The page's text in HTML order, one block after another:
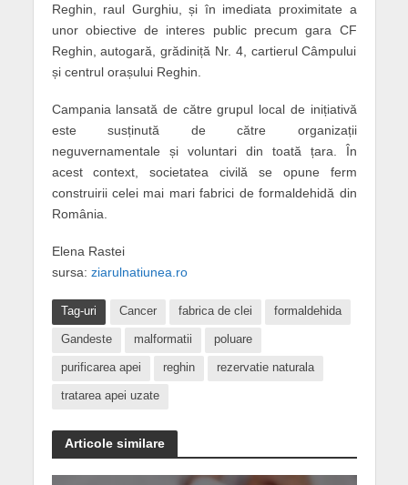
Reghin, raul Gurghiu, și în imediata proximitate a
unor obiective de interes public precum gara CF
Reghin, autogară, grădiniță Nr. 4, cartierul Câmpului
și centrul orașului Reghin.
Campania lansată de către grupul local de inițiativă
este susținută de către organizații
neguvernamentale și voluntari din toată țara. În
acest context, societatea civilă se opune ferm
construirii celei mai mari fabrici de formaldehidă din
România.
Elena Rastei
sursa: ziarulnatiunea.ro
Tag-uri Cancer fabrica de clei formaldehida
Gandeste malformatii poluare
purificarea apei reghin rezervatie naturala
tratarea apei uzate
Articole similare